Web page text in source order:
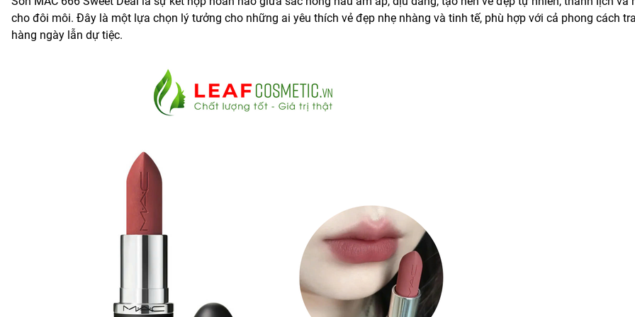
cho đôi môi. Đây là một lựa chọn lý tưởng cho những ai yêu thích vẻ đẹp nhẹ nhàng và tinh tế, phù hợp với cả phong cách
hàng ngày lẫn dự tiệc.